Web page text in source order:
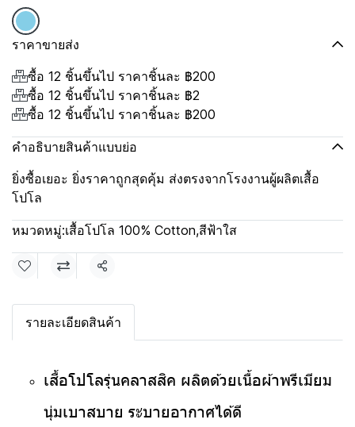
ราคาขายส่ง
ซื้อ 12 ชิ้นขึ้นไป ราคาชิ้นละ ฿200
ซื้อ 12 ชิ้นขึ้นไป ราคาชิ้นละ ฿2
ซื้อ 12 ชิ้นขึ้นไป ราคาชิ้นละ ฿200
คำอธิบายสินค้าแบบย่อ
ยิ่งซื้อเยอะ ยิ่งราคาถูกสุดคุ้ม ส่งตรงจากโรงงานผู้ผลิตเสื้อ
โปโล
หมวดหมู่:เสื้อโปโล 100% Cotton,สีฟ้าใส
แชร์
รายละเอียดสินค้า
เสื้อโปโลรุ่นคลาสสิค ผลิตด้วยเนื้อผ้าพรีเมียม
นุ่มเบาสบาย ระบายอากาศได้ดี